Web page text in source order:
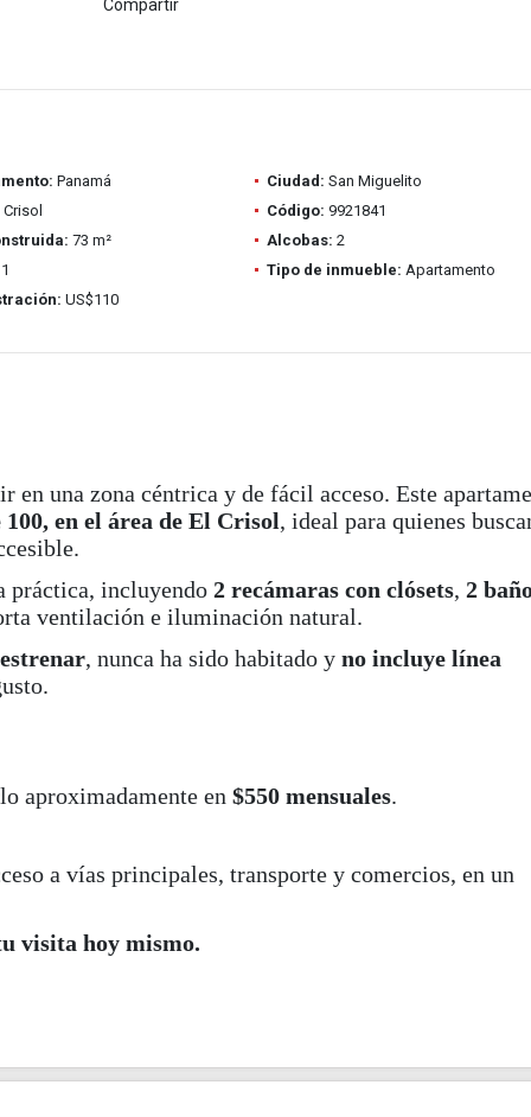
Compartir
Panamá Ciudad: San Miguelito
Crisol Código: 9921841
73 m² Alcobas: 2
1 Tipo de inmueble: Apartamento
US$110
una zona céntrica y de fácil acceso. Este
en el área de El Crisol, ideal para quienes
práctica, incluyendo 2 recámaras con clósets, 2
ventilación e iluminación natural.
, nunca ha sido habitado y no incluye línea
aproximadamente en $550 mensuales.
a vías principales, transporte y comercios, en un
visita hoy mismo.